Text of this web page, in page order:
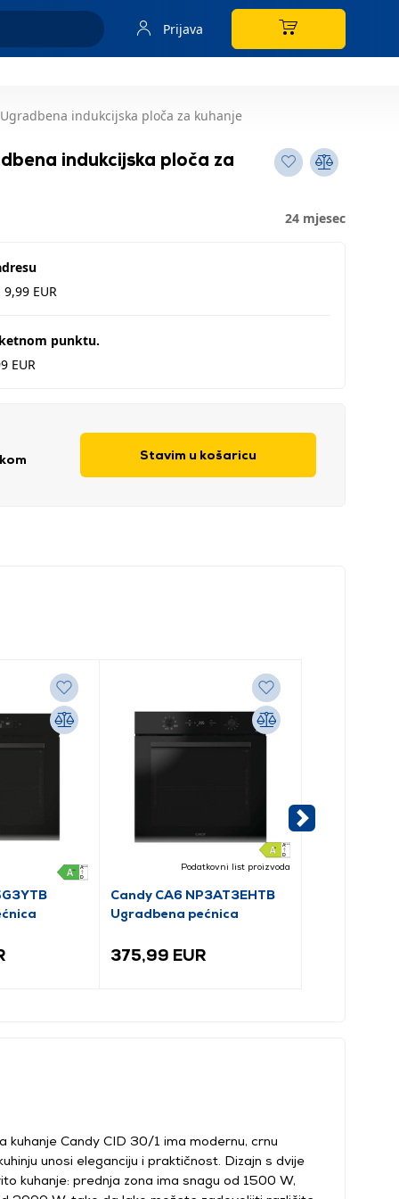
Prijava
indukcijska ploča za kuhanje
indukcijska ploča za
24 mjesec
9,99 EUR
punktu.
EUR
Stavim u košaricu
Podatkovni list proizvoda
Candy CA6 NP3AT3EHTB
Ugradbena pećnica
375,99 EUR
kuhanje Candy CID 30/1 ima modernu, crnu
unosi eleganciju i praktičnost. Dizajn s dvije
kuhanje: prednja zona ima snagu od 1500 W,